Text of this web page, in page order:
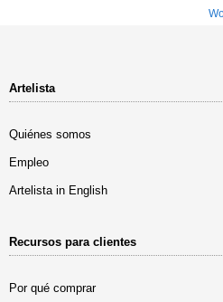
Artelista
Quiénes somos
Empleo
Artelista in English
Recursos para clientes
Por qué comprar